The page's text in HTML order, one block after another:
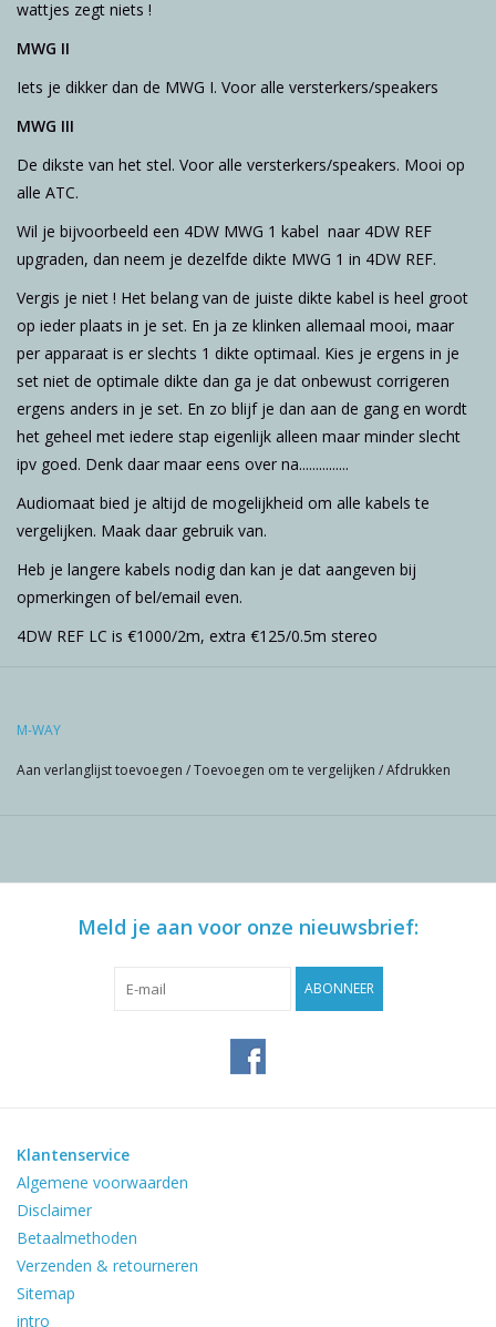
wattjes zegt niets !
MWG II
Iets je dikker dan de MWG I. Voor alle versterkers/speakers
MWG III
De dikste van het stel. Voor alle versterkers/speakers. Mooi op
alle ATC.
Wil je bijvoorbeeld een 4DW MWG 1 kabel naar 4DW REF
upgraden, dan neem je dezelfde dikte MWG 1 in 4DW REF.
Vergis je niet ! Het belang van de juiste dikte kabel is heel groot
op ieder plaats in je set. En ja ze klinken allemaal mooi, maar
per apparaat is er slechts 1 dikte optimaal. Kies je ergens in je
set niet de optimale dikte dan ga je dat onbewust corrigeren
ergens anders in je set. En zo blijf je dan aan de gang en wordt
het geheel met iedere stap eigenlijk alleen maar minder slecht
ipv goed. Denk daar maar eens over na...............
Audiomaat bied je altijd de mogelijkheid om alle kabels te
vergelijken. Maak daar gebruik van.
Heb je langere kabels nodig dan kan je dat aangeven bij
opmerkingen of bel/email even.
4DW REF LC is €1000/2m, extra €125/0.5m stereo
M-WAY
Aan verlanglijst toevoegen /Toevoegen om te vergelijken /Afdrukken
Meld je aan voor onze nieuwsbrief:
ABONNEER
Klantenservice
Algemene voorwaarden
Disclaimer
Betaalmethoden
Verzenden & retourneren
Sitemap
intro